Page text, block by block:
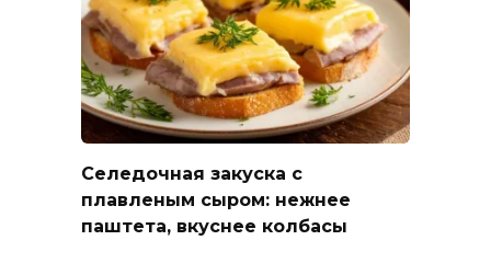
Селедочная закуска с
плавленым сыром: нежнее
паштета, вкуснее колбасы